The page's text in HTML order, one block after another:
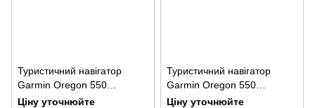
Туристичний навігатор
Garmin Oregon 550
Аероскан
Ціну уточнюйте
Туристичний навігатор
Garmin Oregon 550
НавЛюкс
Ціну уточнюйте